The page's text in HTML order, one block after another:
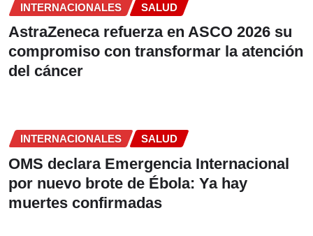
INTERNACIONALES SALUD
AstraZeneca refuerza en ASCO 2026 su
compromiso con transformar la atención
del cáncer
INTERNACIONALES SALUD
OMS declara Emergencia Internacional
por nuevo brote de Ébola: Ya hay
muertes confirmadas